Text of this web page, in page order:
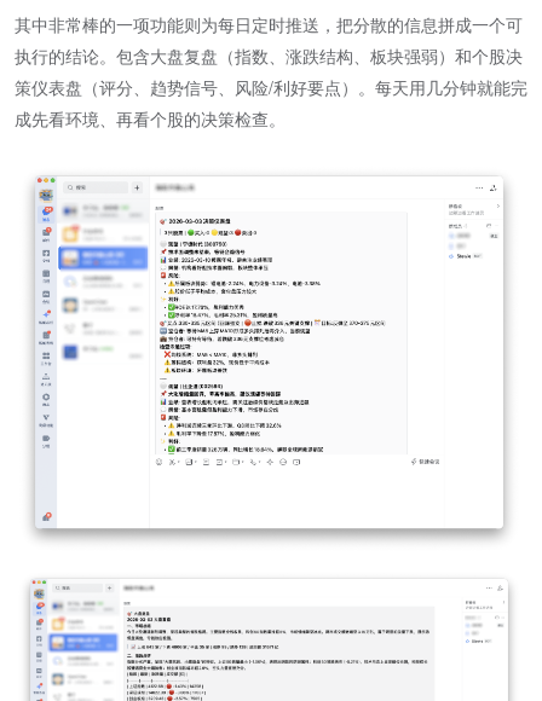
其中非常棒的一项功能则为每日定时推送，把分散的信息拼成一个可
执行的结论。包含大盘复盘（指数、涨跌结构、板块强弱）和个股决
策仪表盘（评分、趋势信号、风险/利好要点）。每天用几分钟就能完
成先看环境、再看个股的决策检查。